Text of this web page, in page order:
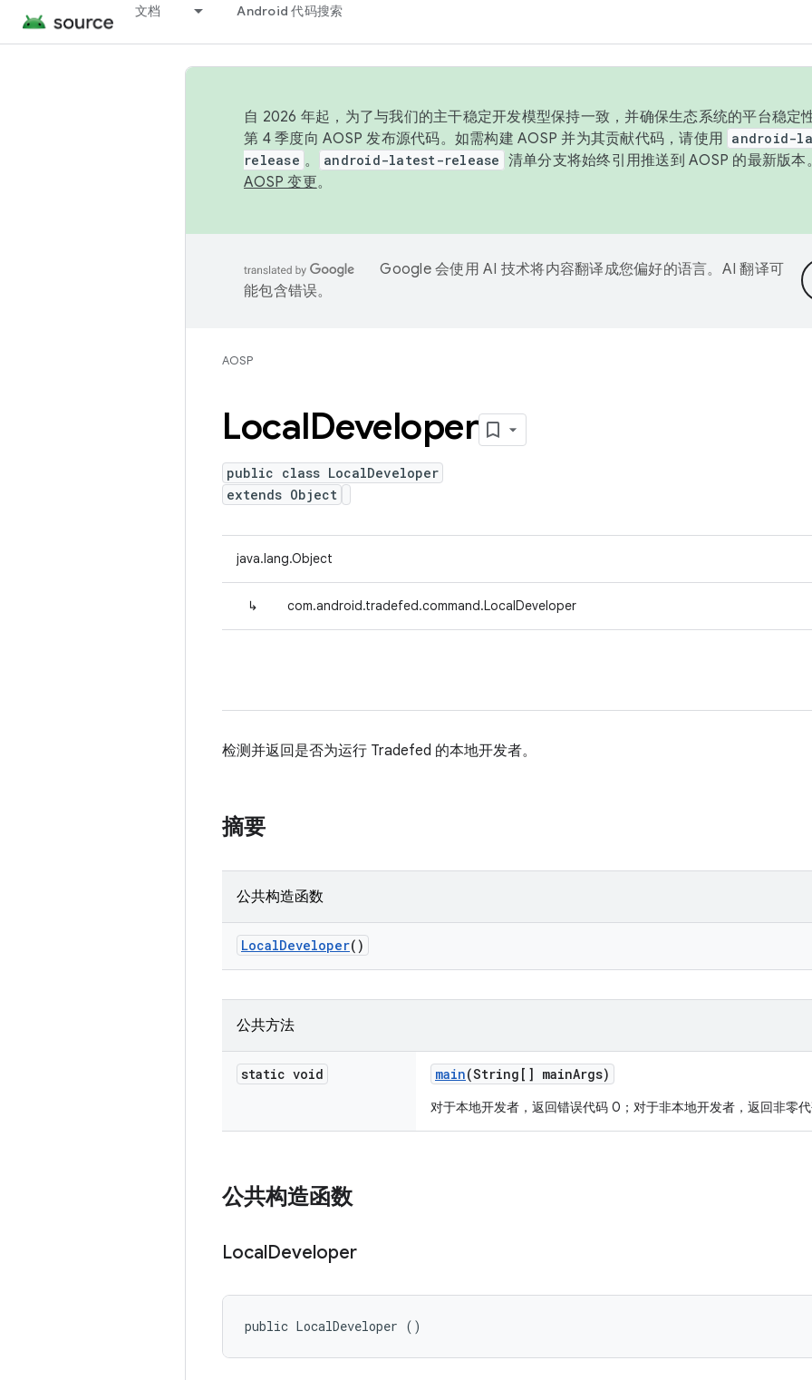
文档 Android 代码搜索
自 2026 年起，为了与我们的主干稳定开发模型保持一致，并确保生态系统的平台稳定
第 4 季度向 AOSP 发布源代码。如需构建 AOSP 并为其贡献代码，请使用 android-
release 。 android-latest-release 清单分支将始终引用推送到 AOSP 的最新版
AOSP 变更。
Google 会使用 AI 技术将内容翻译成您偏好的语言。AI 翻译可
能包含错误。
AOSP
LocalDeveloper
public class LocalDeveloper
extends Object
java.lang.Object
↳ com.android.tradefed.command.LocalDeveloper
检测并返回是否为运行 Tradefed 的本地开发者。
摘要
公共构造函数
LocalDeveloper()
公共方法
static void main(String[] mainArgs)
对于本地开发者，返回错误代码 0；对于非本地开发者，返回非零
公共构造函数
LocalDeveloper
public LocalDeveloper ()